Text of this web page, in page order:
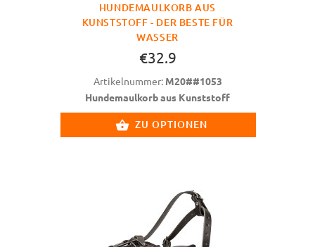
HUNDEMAULKORB AUS
KUNSTSTOFF - DER BESTE FÜR
WASSER
€32.9
Artikelnummer: M20##1053
Hundemaulkorb aus Kunststoff
ZU OPTIONEN